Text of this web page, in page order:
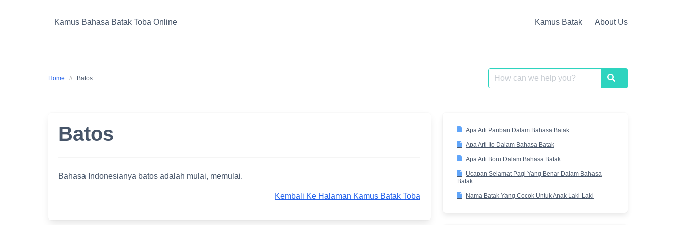
Kamus Bahasa Batak Toba Online Kamus Batak About Us
Home Batos
Search
for:
Search
Apa Arti Pariban Dalam Bahasa Batak
Apa Arti Ito Dalam Bahasa Batak
Apa Arti Boru Dalam Bahasa Batak
Ucapan Selamat Pagi Yang Benar Dalam Bahasa
Batak
Nama Batak Yang Cocok Untuk Anak Laki-Laki
Batos
Bahasa Indonesianya batos adalah mulai, memulai.
Kembali Ke Halaman Kamus Batak Toba